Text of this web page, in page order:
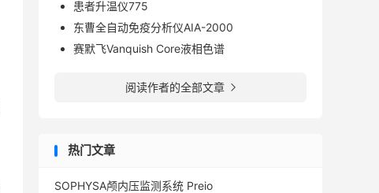
患者升温仪775
东曹全自动免疫分析仪AIA-2000
赛默飞Vanquish Core液相色谱
阅读作者的全部文章 
热门文章
SOPHYSA颅内压监测系统 Preio